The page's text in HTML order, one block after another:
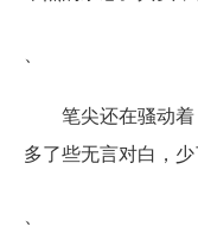
笔尖还在骚动
多了些无言对白，少